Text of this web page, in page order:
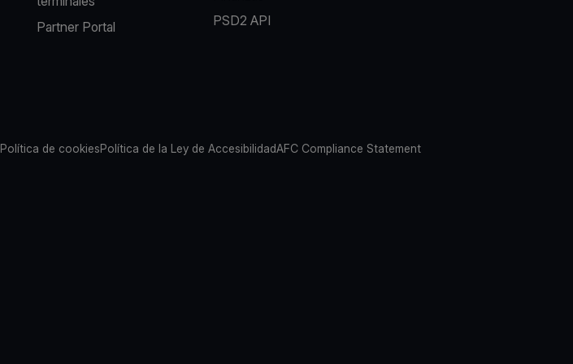
Partner Portal
PSD2 API
Política de cookiesPolítica de la Ley de AccesibilidadAFC Compliance Statement